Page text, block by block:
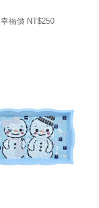
幸福價 NT$250